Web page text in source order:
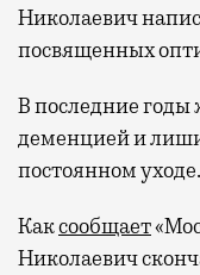
Николаевич
посвященных
В последние
деменцией и
постоянном уходе.
Каксообщает
Николаевич